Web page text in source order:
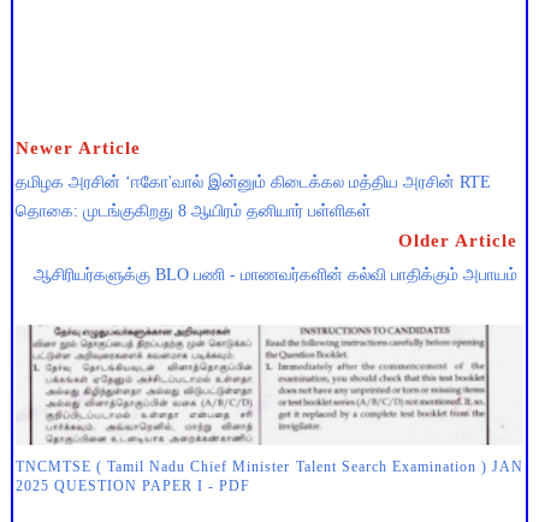
Newer Article
தமிழக அரசின் ‘ஈகோ'வால் இன்னும் கிடைக்கல மத்திய அரசின் RTE
தொகை: முடங்குகிறது 8 ஆயிரம் தனியார் பள்ளிகள்
Older Article
ஆசிரியர்களுக்கு BLO பணி - மாணவர்களின் கல்வி பாதிக்கும் அபாயம்
TNCMTSE ( Tamil Nadu Chief Minister Talent Search Examination ) JAN
2025 QUESTION PAPER I - PDF